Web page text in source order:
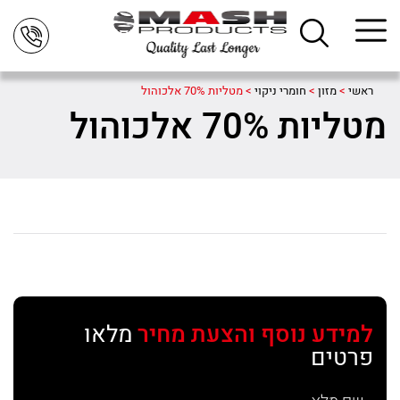
ראשי >מזון > חומרי ניקוי >מטליות 70% אלכוהול
מטליות 70% אלכוהול
למידע נוסף והצעת מחירמלאו
פרטים